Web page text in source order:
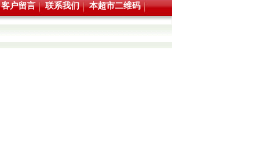
客户留言 联系我们 本超市二维码